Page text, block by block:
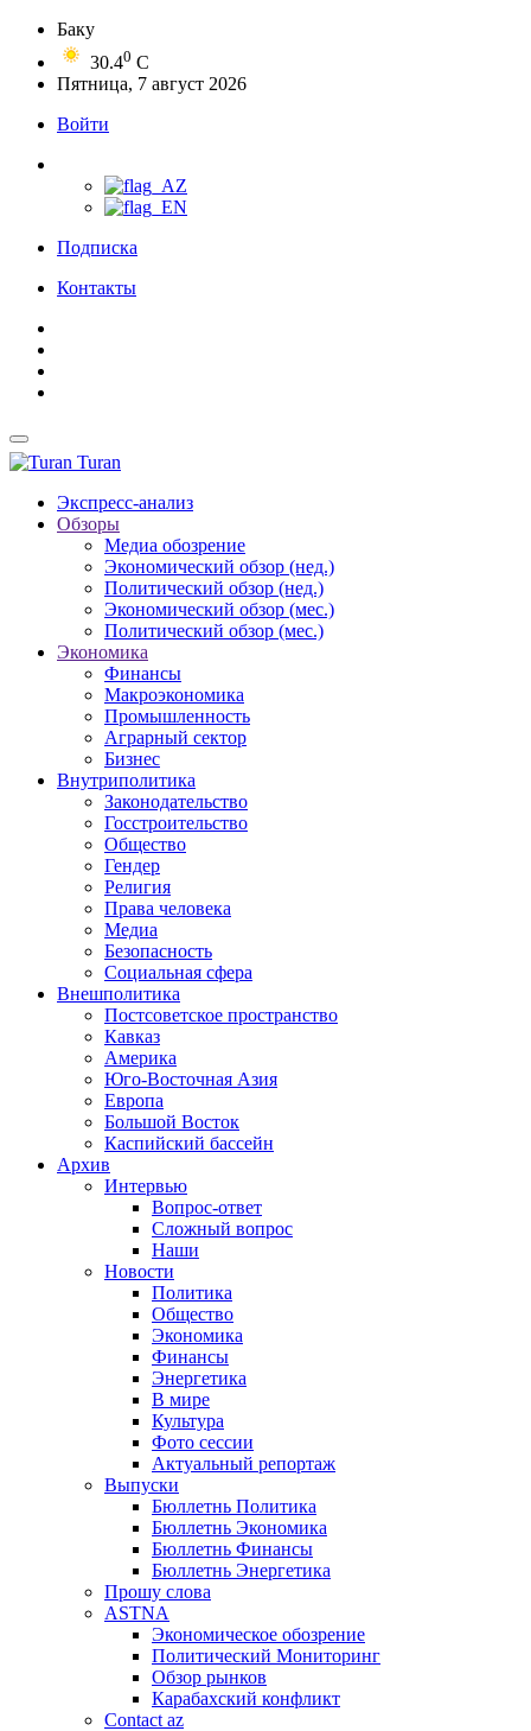
Баку
30.40 C
Пятница, 7 август 2026
Войти
Подписка
Контакты
Turan
Экспресс-анализ
Обзоры
Медиа обозрение
Экономический обзор (нед.)
Политический обзор (нед.)
Экономический обзор (мес.)
Политический обзор (мес.)
Экономика
Финансы
Макроэкономика
Промышленность
Аграрный сектор
Бизнес
Внутриполитика
Законодательство
Госстроительство
Общество
Гендер
Религия
Права человека
Медиа
Безопасность
Социальная сфера
Внешполитика
Постсоветское пространство
Кавказ
Америка
Юго-Восточная Азия
Европа
Большой Восток
Каспийский бассейн
Архив
Интервью
Вопрос-ответ
Сложный вопрос
Наши
Новости
Политика
Общество
Экономика
Финансы
Энергетика
В мире
Культура
Фото сессии
Актуальный репортаж
Выпуски
Бюллетнь Политика
Бюллетнь Экономика
Бюллетнь Финансы
Бюллетнь Энергетика
Прошу слова
ASTNA
Экономическое обозрение
Политический Мониторинг
Обзор рынков
Карабахский конфликт
Contact az